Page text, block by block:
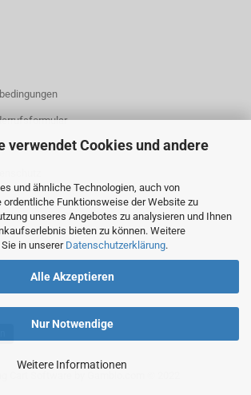
verwendet Cookies und andere
und ähnliche Technologien, auch von
ordentliche Funktionsweise der Website zu
unseres Angebotes zu analysieren und Ihnen
bieten zu können. Weitere
in unserer Datenschutzerklärung.
Alle Akzeptieren
Nur Notwendige
Weitere Informationen